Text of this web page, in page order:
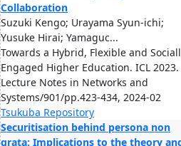
Collaboration
Suzuki Kengo; Urayama Syun-ichi;
Yusuke Hirai; Yamaguc...
Towards a Hybrid, Flexible and
Engaged Higher Education. ICL 2023.
Lecture Notes in Networks and
Systems/901/pp.423-434, 2024-02
Tsukuba Repository
Securitisation behind persona non
grata: Implications to the theory